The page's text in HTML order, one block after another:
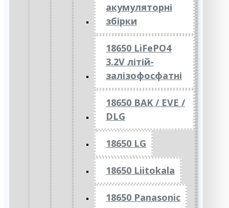
акумуляторні
збірки
18650 LiFePO4
3.2V літій-
залізофосфатні
18650 BAK / EVE /
DLG
18650 LG
18650 Liitokala
18650 Panasonic